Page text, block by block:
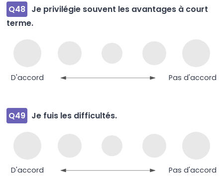
Q48 Je privilégie souvent les avantages à court
terme.
D'accord Pas d'accord
Q49 Je fuis les difficultés.
D'accord Pas d'accord